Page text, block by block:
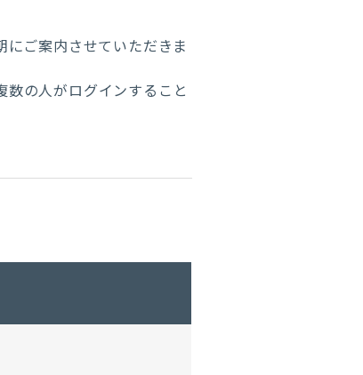
ご案内させていただきま
の人がログインすること